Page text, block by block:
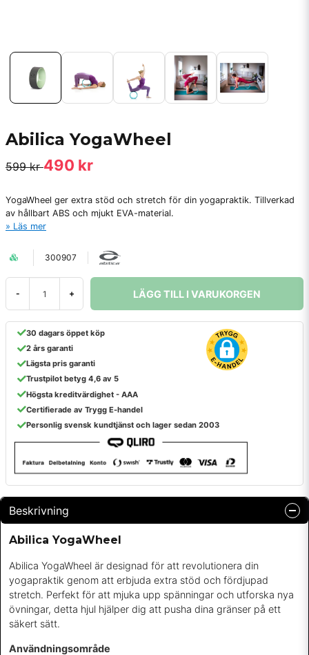
Abilica YogaWheel
599 kr490 kr
YogaWheel ger extra stöd och stretch för din yogapraktik. Tillverkad
av hållbart ABS och mjukt EVA-material.
Läs mer
300907
- + LÄGG TILL I VARUKORGEN
30 dagars öppet köp
2 års garanti
Lägsta pris garanti
Trustpilot betyg 4,6 av 5
Högsta kreditvärdighet - AAA
Certifierade av Trygg E-handel
Personlig svensk kundtjänst och lager sedan 2003
Beskrivning
Abilica YogaWheel
Abilica YogaWheel är designad för att revolutionera din
yogapraktik genom att erbjuda extra stöd och fördjupad
stretch. Perfekt för att mjuka upp spänningar och utforska nya
övningar, detta hjul hjälper dig att pusha dina gränser på ett
säkert sätt.
Användningsområde